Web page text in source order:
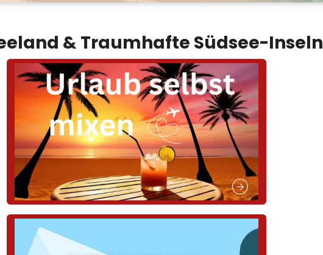
& Traumhafte Südsee-Inseln